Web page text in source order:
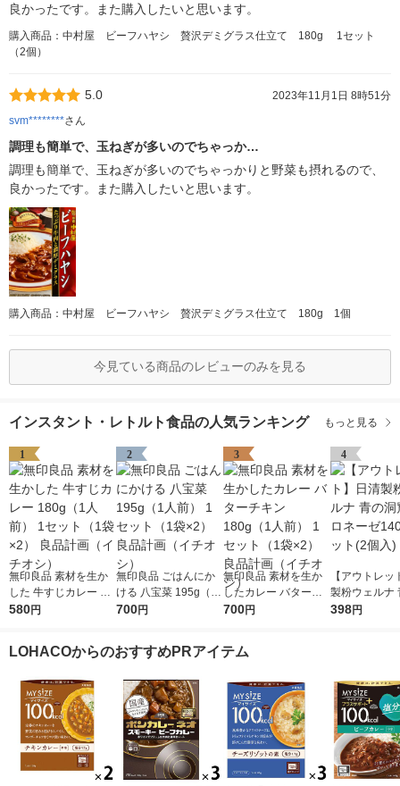
良かったです。また購入したいと思います。
購入商品：中村屋 ビーフハヤシ 贅沢デミグラス仕立て 180g 1セット
（2個）
5.0
2023年11月1日 8時51分
svm********さん
調理も簡単で、玉ねぎが多いのでちゃっか…
調理も簡単で、玉ねぎが多いのでちゃっかりと野菜も摂れるので、
良かったです。また購入したいと思います。
購入商品：中村屋 ビーフハヤシ 贅沢デミグラス仕立て 180g 1個
今見ている商品のレビューのみを見る
インスタント・レトルト食品の人気ランキング もっと見る
1
無印良品 素材を生か
した 牛すじカレー 18
0g（1人前） 1セット
580円
2
無印良品 ごはんにか
ける 八宝菜 195g（1
人前） 1セット（1袋×
700円
3
無印良品 素材を生か
したカレー バターチ
キン 180g（1人前） 1
700円
4
【アウトレッ
製粉ウェルナ
窟 ボロネー
398円
LOHACOからのおすすめPRアイテム